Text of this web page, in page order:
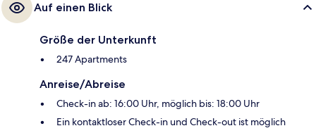
Auf einen Blick
Größe der Unterkunft
247 Apartments
Anreise/Abreise
Check-in ab: 16:00 Uhr, möglich bis: 18:00 Uhr
Ein kontaktloser Check-in und Check-out ist möglich